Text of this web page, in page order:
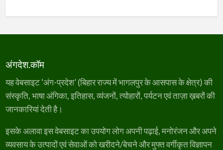
अंगदेश.कॉम
यह वेबसाइट ‘अंग-प्रदेश’ (बिहार राज्य में भागलपुर के आसपास के क्षेत्र) की
संस्कृति, भाषा अंगिका, इतिहास, व्यंजनों, त्योहारों, पर्यटन एवं ताज़ा ख़बरों की
जानकारियां देती है।
इसके अलावा इस वेबसाइट का उपयोग लोग अपनी पढ़ाई, मनोरंजन और अपने
व्यवसाय के उत्पादों एवं सेवाओं को खरीदने/बेचने और मुफ्त वर्गीकृत विज्ञापन